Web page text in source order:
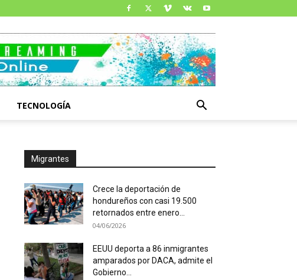
TECNOLOGÍA
Migrantes
Crece la deportación de
hondureños con casi 19.500
retornados entre enero...
04/06/2026
EEUU deporta a 86 inmigrantes
amparados por DACA, admite el
Gobierno...